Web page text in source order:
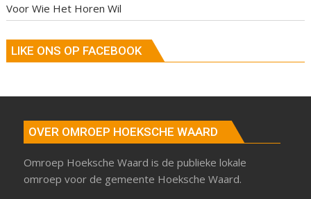
Voor Wie Het Horen Wil
LIKE ONS OP FACEBOOK
OVER OMROEP HOEKSCHE WAARD
Omroep Hoeksche Waard is de publieke lokale
omroep voor de gemeente Hoeksche Waard.